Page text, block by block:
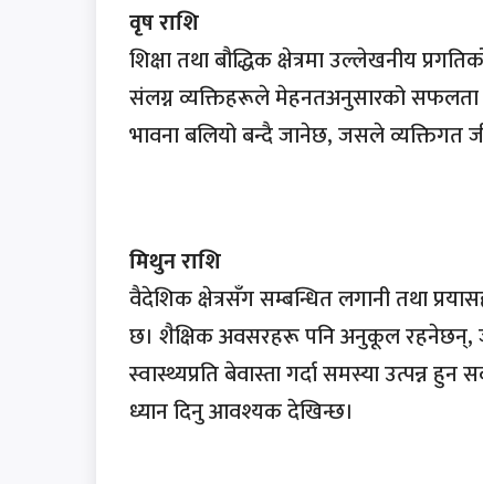
वृष राशि
शिक्षा तथा बौद्धिक क्षेत्रमा उल्लेखनीय
संलग्न व्यक्तिहरूले मेहनतअनुसारको सफलता
भावना बलियो बन्दै जानेछ, जसले व्यक्तिगत
मिथुन राशि
वैदेशिक क्षेत्रसँग सम्बन्धित लगानी तथा
छ। शैक्षिक अवसरहरू पनि अनुकूल रहनेछन्,
स्वास्थ्यप्रति बेवास्ता गर्दा समस्या उत्पन्न
ध्यान दिनु आवश्यक देखिन्छ।